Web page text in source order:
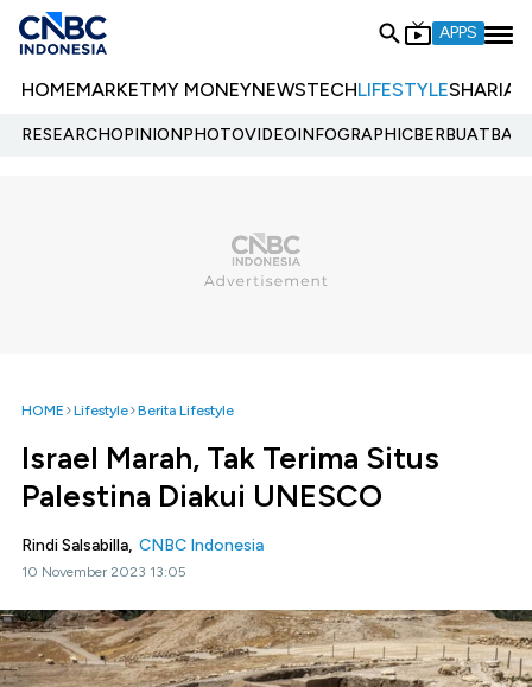
APPS
HOMEMARKETMY MONEYNEWSTECHLIFESTYLESHARIA
RESEARCHOPINIONPHOTOVIDEOINFOGRAPHIC
HOME Lifestyle Berita Lifestyle
Israel Marah, Tak Terima Situs
Palestina Diakui UNESCO
Rindi Salsabilla, CNBC Indonesia
10 November 2023 13:05